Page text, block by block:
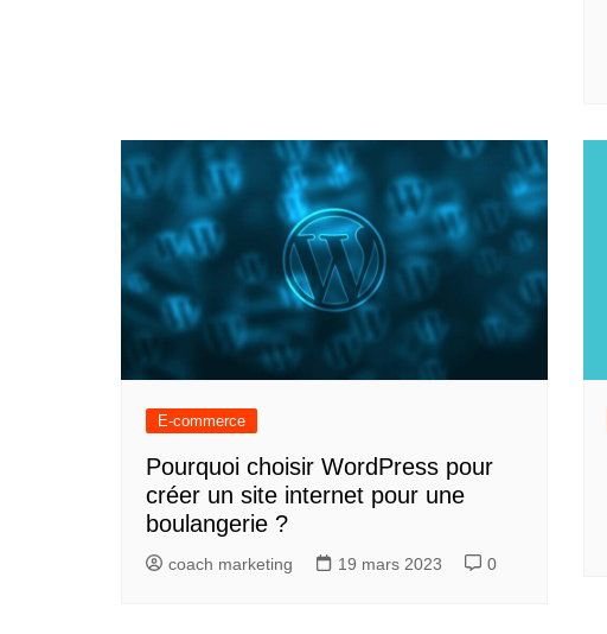
E-commerce
Pourquoi choisir WordPress pour
créer un site internet pour une
boulangerie ?
coach marketing 19 mars 2023 0